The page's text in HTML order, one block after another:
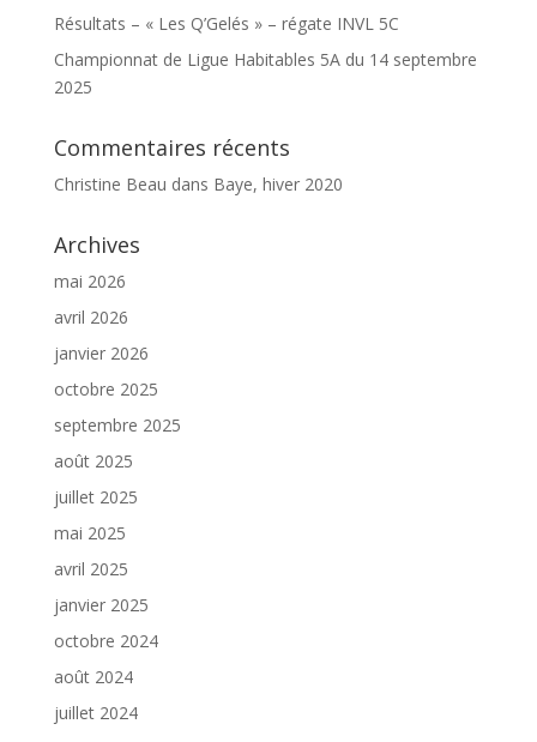
Résultats – « Les Q’Gelés » – régate INVL 5C
Championnat de Ligue Habitables 5A du 14 septembre
2025
Commentaires récents
Christine Beau dans Baye, hiver 2020
Archives
mai 2026
avril 2026
janvier 2026
octobre 2025
septembre 2025
août 2025
juillet 2025
mai 2025
avril 2025
janvier 2025
octobre 2024
août 2024
juillet 2024